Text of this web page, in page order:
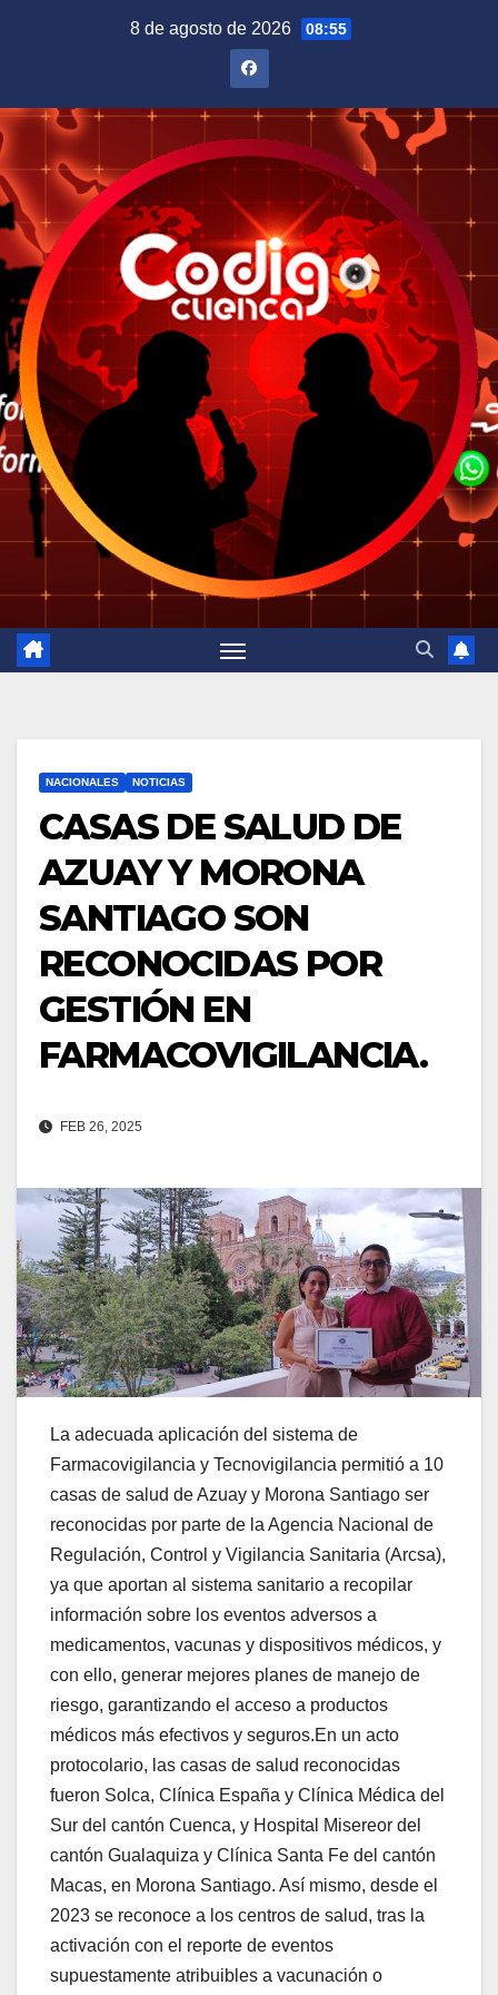
8 de agosto de 2026 08:55
NACIONALES NOTICIAS
CASAS DE SALUD DE
AZUAY Y MORONA
SANTIAGO SON
RECONOCIDAS POR
GESTIÓN EN
FARMACOVIGILANCIA.
FEB 26, 2025
La adecuada aplicación del sistema de
Farmacovigilancia y Tecnovigilancia permitió a 10
casas de salud de Azuay y Morona Santiago ser
reconocidas por parte de la Agencia Nacional de
Regulación, Control y Vigilancia Sanitaria (Arcsa),
ya que aportan al sistema sanitario a recopilar
información sobre los eventos adversos a
medicamentos, vacunas y dispositivos médicos, y
con ello, generar mejores planes de manejo de
riesgo, garantizando el acceso a productos
médicos más efectivos y seguros.En un acto
protocolario, las casas de salud reconocidas
fueron Solca, Clínica España y Clínica Médica del
Sur del cantón Cuenca, y Hospital Misereor del
cantón Gualaquiza y Clínica Santa Fe del cantón
Macas, en Morona Santiago. Así mismo, desde el
2023 se reconoce a los centros de salud, tras la
activación con el reporte de eventos
supuestamente atribuibles a vacunación o